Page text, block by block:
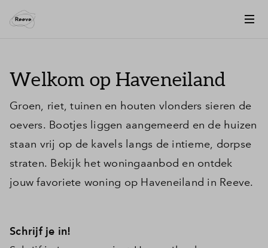
Welkom op Haveneiland
Groen, riet, tuinen en houten vlonders sieren de
oevers. Bootjes liggen aangemeerd en de huizen
staan vrij op de kavels langs de intieme, dorpse
straten. Bekijk het woningaanbod en ontdek
jouw favoriete woning op Haveneiland in Reeve.
Schrijf je in!